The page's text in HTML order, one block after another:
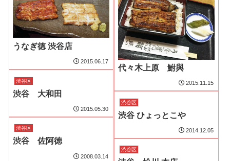
代々木上原 鮒與
2015.11.15
うなぎ徳 渋谷店
2015.06.17
渋谷区
渋谷 大和田
2015.05.30
渋谷区
渋谷 ひょっとこや
2014.12.05
渋谷区
渋谷 佐阿徳
2008.03.14
渋谷区